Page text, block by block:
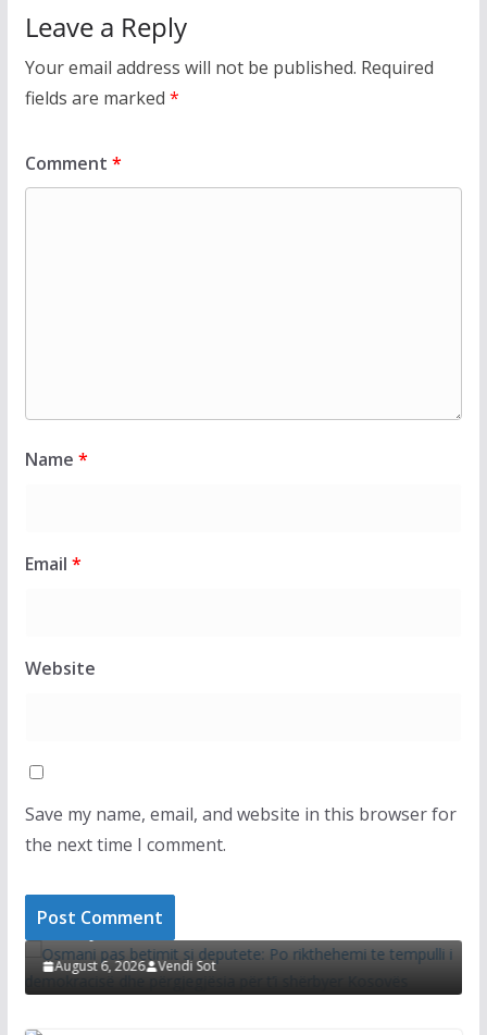
Leave a Reply
Your email address will not be published. Required
fields are marked *
Comment *
Name *
Email *
Website
Save my name, email, and website in this browser for
the next time I comment.
LAJMET
tempulli i demokracisë dhe përgjegjësia për t’i
shërbyer Kosovës
August 6, 2026 Vendi Sot